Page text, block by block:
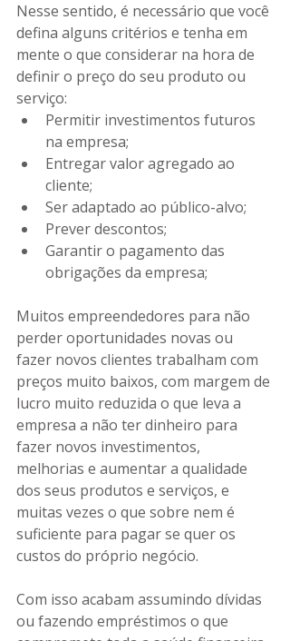
Nesse sentido, é necessário que você
defina alguns critérios e tenha em
mente o que considerar na hora de
definir o preço do seu produto ou
serviço:
Permitir investimentos futuros
na empresa;
Entregar valor agregado ao
cliente;
Ser adaptado ao público-alvo;
Prever descontos;
Garantir o pagamento das
obrigações da empresa;
Muitos empreendedores para não
perder oportunidades novas ou
fazer novos clientes trabalham com
preços muito baixos, com margem de
lucro muito reduzida o que leva a
empresa a não ter dinheiro para
fazer novos investimentos,
melhorias e aumentar a qualidade
dos seus produtos e serviços, e
muitas vezes o que sobre nem é
suficiente para pagar se quer os
custos do próprio negócio.
Com isso acabam assumindo dívidas
ou fazendo empréstimos o que